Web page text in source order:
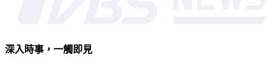
深入時事，一觸即見